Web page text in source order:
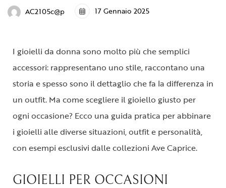
AC2105c@p 17 Gennaio 2025
I gioielli da donna sono molto più che semplici
accessori: rappresentano uno stile, raccontano una
storia e spesso sono il dettaglio che fa la differenza in
un outfit. Ma come scegliere il gioiello giusto per
ogni occasione? Ecco una guida pratica per abbinare
i gioielli alle diverse situazioni, outfit e personalità,
con esempi esclusivi dalle collezioni Ave Caprice.
GIOIELLI PER OCCASIONI